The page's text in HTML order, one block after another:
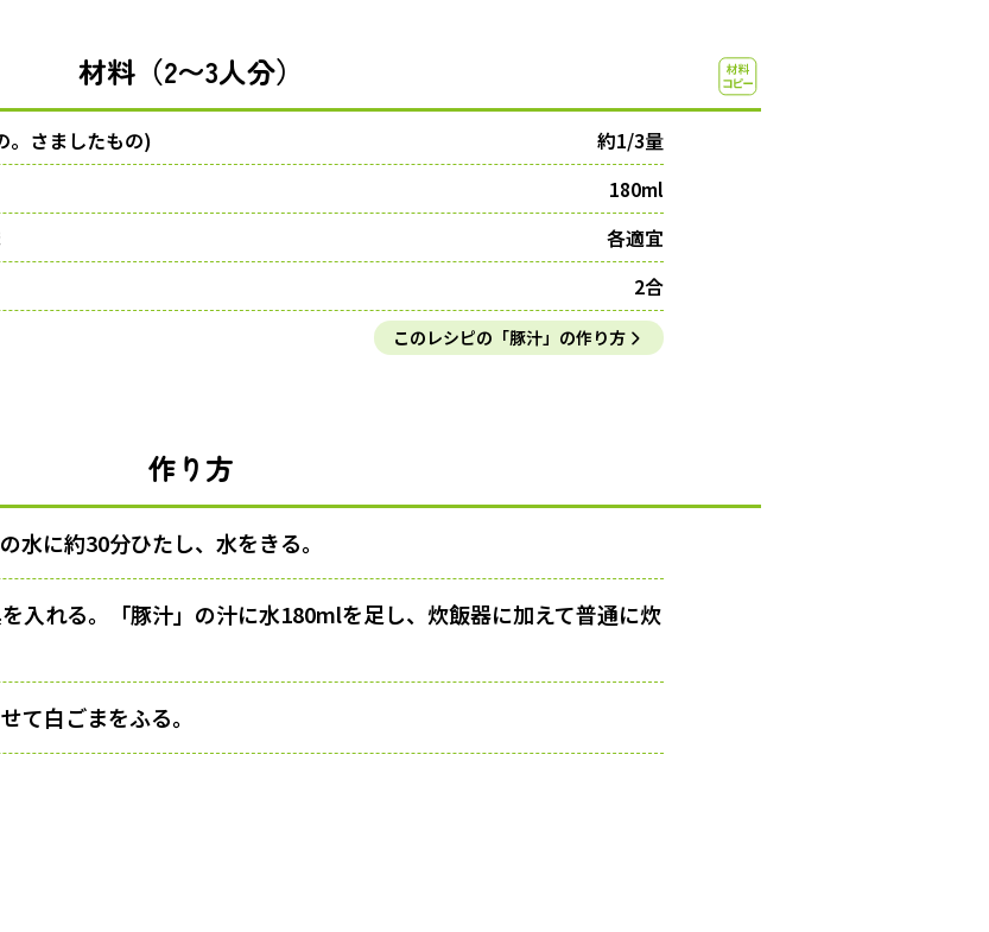
材料（2〜3人分）
。さましたもの)
約1/3量
180ml
各適宜
2合
このレシピの「豚汁」の作り方
作り方
水に約30分ひたし、水をきる。
入れる。「豚汁」の汁に水180mlを足し、炊飯器に加えて普通に炊
て白ごまをふる。